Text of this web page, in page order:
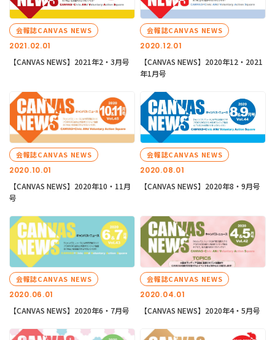
2021.02.01
会報誌CANVAS NEWS
【CANVAS NEWS】2021年2・3月号
2020.12.01
会報誌CANVAS NEWS
【CANVAS NEWS】2020年12・2021
年1月号
2020.10.01
会報誌CANVAS NEWS
【CANVAS NEWS】2020年10・11月
号
2020.08.01
会報誌CANVAS NEWS
【CANVAS NEWS】2020年8・9月号
2020.06.01
会報誌CANVAS NEWS
【CANVAS NEWS】2020年6・7月号
2020.04.01
会報誌CANVAS NEWS
【CANVAS NEWS】2020年4・5月号